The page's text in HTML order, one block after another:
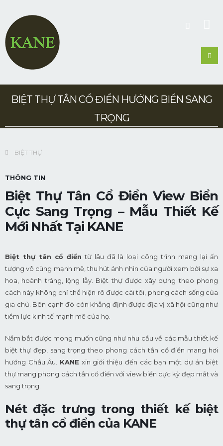
BIỆT THỰ TÂN CỔ ĐIỂN HƯỚNG BIỂN SANG
TRỌNG
BIỆT THỰ
THÔNG TIN
Biệt Thự Tân Cổ Điển View Biển
Cực Sang Trọng – Mẫu Thiết Kế
Mới Nhất Tại KANE
Biệt thự tân cổ điển từ lâu đã là loại công trình mang lại ấn
tượng vô cùng mạnh mẽ, thu hút ánh nhìn của người xem bởi sự xa
hoa, hoành tráng, lộng lẫy. Biệt thự được xây dựng theo phong
cách này không chỉ thể hiện rõ được cái tôi, phong cách sống của
gia chủ. Bên cạnh đó còn khẳng định được địa vị xã hội cũng như
tiềm lực kinh tế mạnh mẽ của họ.
Nắm bắt được mong muốn cũng như nhu cầu về các mẫu thiết kế
biệt thự đẹp, sang trọng theo phong cách tân cổ điển mang hơi
hướng Châu Âu. KANE xin giới thiệu đến các bạn một dự án biệt
thự mang phong cách tân cổ điển với view biển cực kỳ đẹp mắt và
sang trọng.
Nét đặc trưng trong thiết kế biệt
thự tân cổ điển của KANE